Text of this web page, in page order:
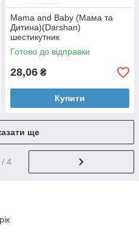
Mama and Baby (Мама та
Дитина)(Darshan)
шестикутник
Готово до відправки
28,06 ₴
Купити
ще
/ 4